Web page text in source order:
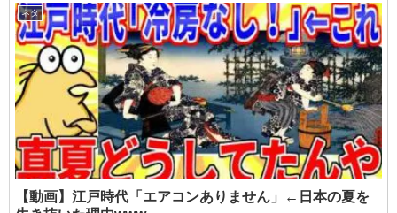
ネタ
【動画】江戸時代「エアコンありません」←日本の夏を